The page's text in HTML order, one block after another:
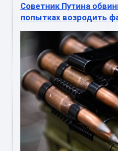
Советник Путина
попытках возродить